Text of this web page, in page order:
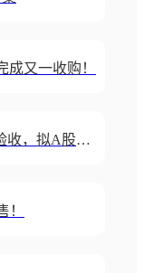
又一收购！
“中国血透之王”完成辅导验收，拟A股上市
！